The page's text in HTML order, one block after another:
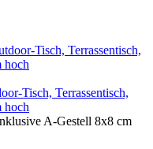
Tisch, Terrassentisch,
hoch
A-Gestell 8x8 cm